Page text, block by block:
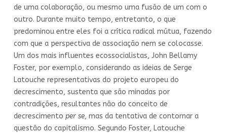
de uma colaboração, ou mesmo uma fusão de um com o
outro. Durante muito tempo, entretanto, o que
predominou entre eles foi a crítica radical mútua, fazendo
com que a perspectiva de associação nem se colocasse.
Um dos mais influentes ecossocialistas, John Bellamy
Foster, por exemplo, considerando as ideias de Serge
Latouche representativas do projeto europeu do
decrescimento, sustenta que são minadas por
contradições, resultantes não do conceito de
decrescimento per se, mas da tentativa de contornar a
questão do capitalismo. Segundo Foster, Latouche